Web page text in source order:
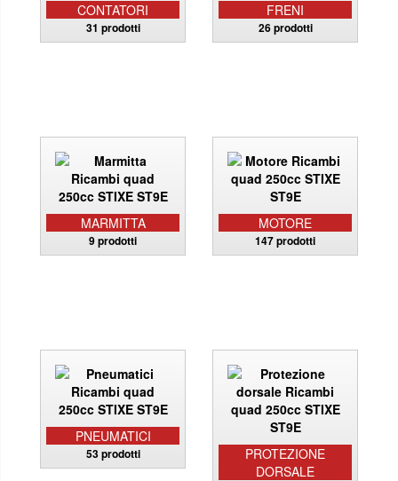
CONTATORI
31 prodotti
FRENI
26 prodotti
MARMITTA
9 prodotti
MOTORE
147 prodotti
PNEUMATICI
53 prodotti
PROTEZIONE
DORSALE